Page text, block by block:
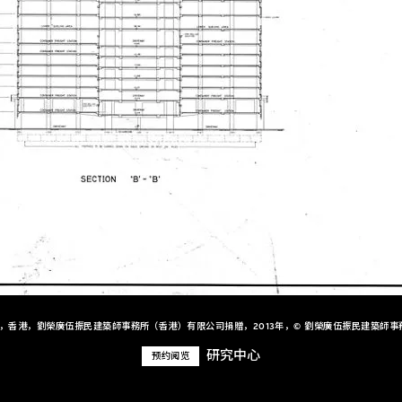
香港，劉榮廣伍振民建築師事務所（香港）有限公司捐贈，2013年，© 劉榮廣伍振民建築師事
预约阅览 研究中心